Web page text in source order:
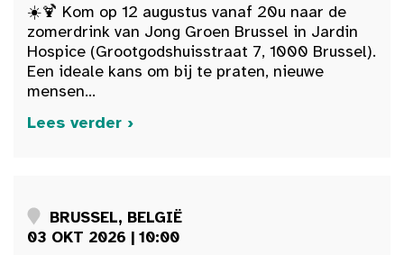
☀️🍹 Kom op 12 augustus vanaf 20u naar de
zomerdrink van Jong Groen Brussel in Jardin
Hospice (Grootgodshuisstraat 7, 1000 Brussel).
Een ideale kans om bij te praten, nieuwe
mensen...
Lees verder ›
BRUSSEL, BELGIË
03 OKT 2026 | 10:00